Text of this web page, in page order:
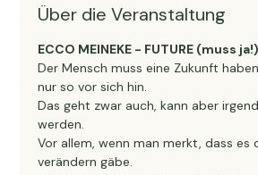
Über die Veranstaltung
ECCO MEINEKE - FUTURE (muss ja!)
Der Mensch muss eine Zukunft
nur so vor sich hin.
Das geht zwar auch, kann aber
werden.
Vor allem, wenn man merkt, dass es
verändern gäbe.